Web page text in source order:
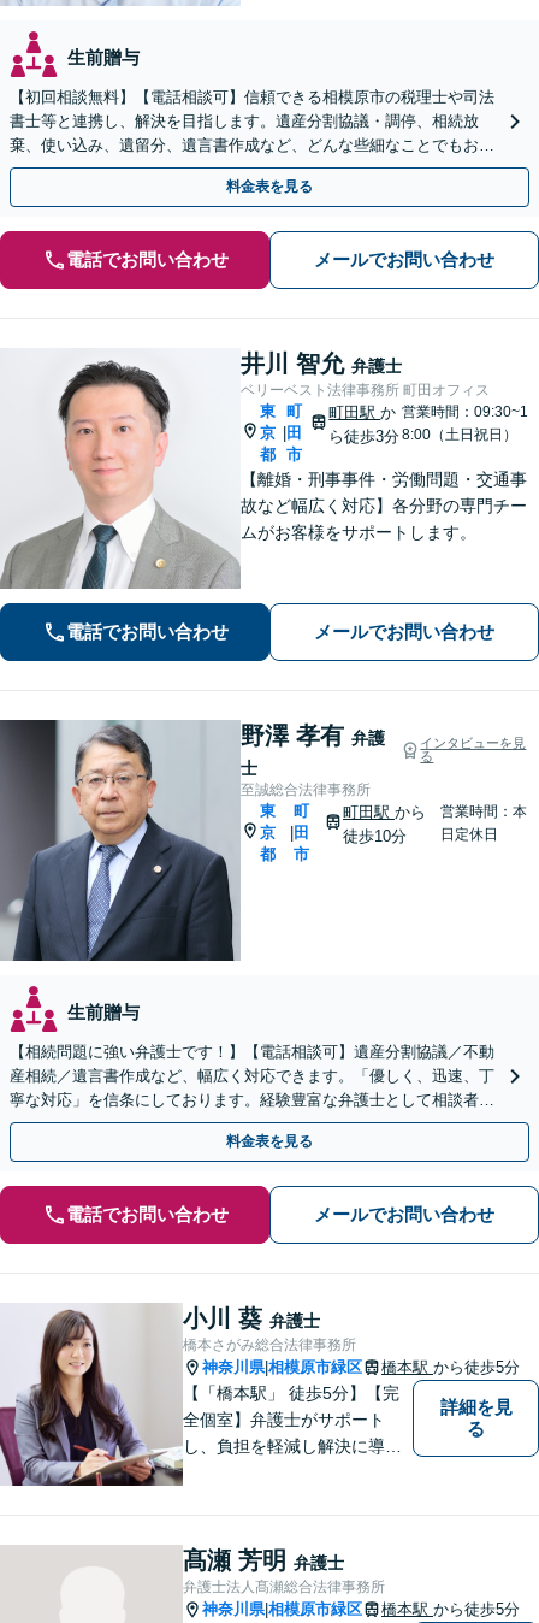
生前贈与
【初回相談無料】【電話相談可】信頼できる相模原市の税理士や司法
書士等と連携し、解決を目指します。遺産分割協議・調停、相続放
棄、使い込み、遺留分、遺言書作成など、どんな些細なことでもお気
軽にご相談ください【休日・夜間面談可】【橋本駅6分】
料金表を見る
電話でお問い合わせ メールでお問い合わせ
井川 智允 弁護士
ベリーベスト法律事務所 町田オフィス
東
京
都
町
田
市
町田駅か
ら徒歩3分
営業時間：09:30~1
8:00（土日祝日）
【離婚・刑事事件・労働問題・交通事
故など幅広く対応】各分野の専門チー
ムがお客様をサポートします。
電話でお問い合わせ メールでお問い合わせ
野澤 孝有 弁護
士
インタビューを見
る
至誠総合法律事務所
東
京
都
町
田
市
町田駅 から
徒歩10分
営業時間：本
日定休日
生前贈与
【相続問題に強い弁護士です！】【電話相談可】遺産分割協議／不動
産相続／遺言書作成など、幅広く対応できます。「優しく、迅速、丁
寧な対応」を信条にしております。経験豊富な弁護士として相談者様
のため全力を尽くします。お気軽にご相談ください。
料金表を見る
電話でお問い合わせ メールでお問い合わせ
小川 葵 弁護士
橋本さがみ総合法律事務所
神奈川県|相模原市緑区 橋本駅 から徒歩5分
【「橋本駅」 徒歩5分】【完
全個室】弁護士がサポート
し、負担を軽減し解決に導き
はご相談いただき、今後の進
め方を一緒に考えましょう。
【法テラス利用可】
詳細を見
る
髙瀬 芳明 弁護士
弁護士法人髙瀬総合法律事務所
神奈川県|相模原市緑区 橋本駅 から徒歩5分